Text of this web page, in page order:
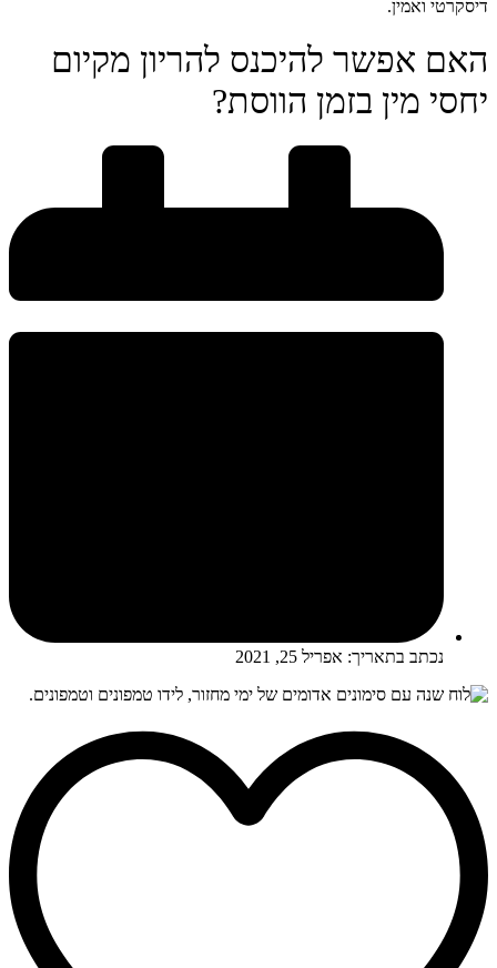
דיסקרטי ואמין.
האם אפשר להיכנס להריון מקיום
יחסי מין בזמן הווסת?
נכתב בתאריך: אפריל 25, 2021